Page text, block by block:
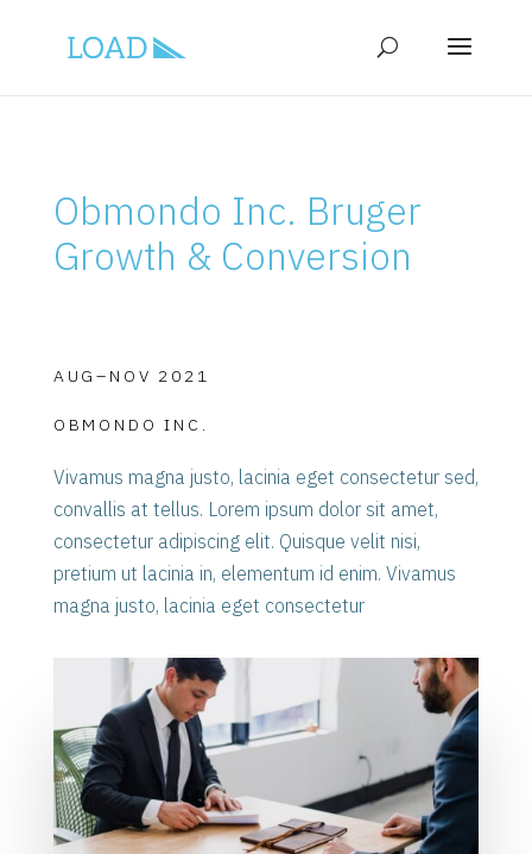
Obmondo Inc. Bruger
Growth & Conversion
AUG–NOV 2021
OBMONDO INC.
Vivamus magna justo, lacinia eget consectetur sed,
convallis at tellus. Lorem ipsum dolor sit amet,
consectetur adipiscing elit. Quisque velit nisi,
pretium ut lacinia in, elementum id enim. Vivamus
magna justo, lacinia eget consectetur